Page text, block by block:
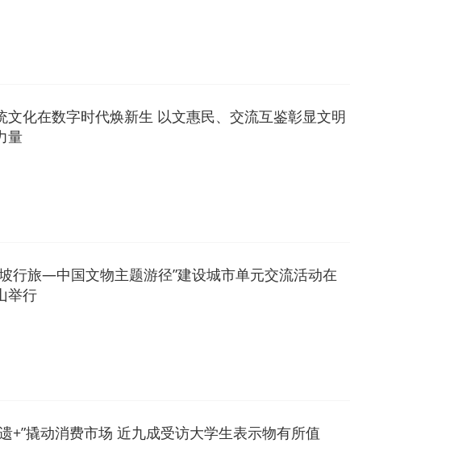
文化在数字时代焕新生 以文惠民、交流互鉴彰显文明
量
行旅—中国文物主题游径”建设城市单元交流活动在
举行
+”撬动消费市场 近九成受访大学生表示物有所值